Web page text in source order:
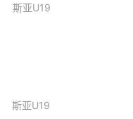
斯亚U19
斯亚U19